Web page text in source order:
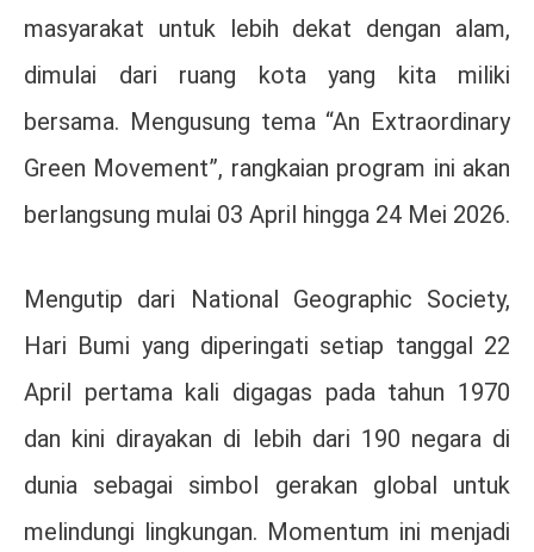
masyarakat untuk lebih dekat dengan alam,
dimulai dari ruang kota yang kita miliki
bersama. Mengusung tema “An Extraordinary
Green Movement”, rangkaian program ini akan
berlangsung mulai 03 April hingga 24 Mei 2026.
Mengutip dari National Geographic Society,
Hari Bumi yang diperingati setiap tanggal 22
April pertama kali digagas pada tahun 1970
dan kini dirayakan di lebih dari 190 negara di
dunia sebagai simbol gerakan global untuk
melindungi lingkungan. Momentum ini menjadi